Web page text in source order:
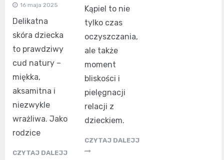
16 maja 2025
Delikatna
skóra dziecka
to prawdziwy
cud natury –
miękka,
aksamitna i
niezwykle
wrażliwa. Jako
rodzice
CZYTAJ DALEJJ
Kąpiel to nie
tylko czas
oczyszczania,
ale także
moment
bliskości i
pielęgnacji
relacji z
dzieckiem.
CZYTAJ DALEJJ